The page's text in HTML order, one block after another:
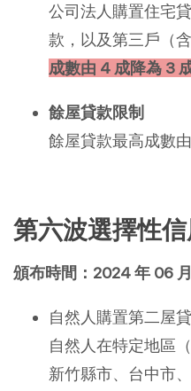
公司法人購置住宅
款，以及第三戶（
成數由 4 成降為 3
餘屋貸款限制
餘屋貸款最高成數
第六波選擇性信
頒布時間：2024 年 06
自然人購置第二屋
自然人在特定地區
新竹縣市、台中市